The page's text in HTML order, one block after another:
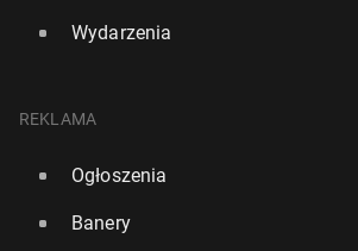
Wydarzenia
REKLAMA
Ogłoszenia
Banery